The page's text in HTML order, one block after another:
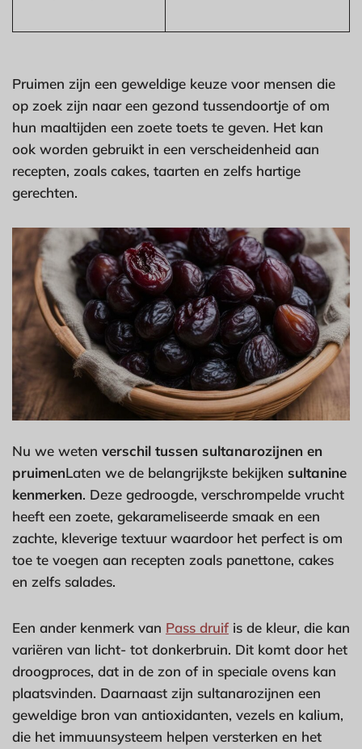
Pruimen zijn een geweldige keuze voor mensen die
op zoek zijn naar een gezond tussendoortje of om
hun maaltijden een zoete toets te geven. Het kan
ook worden gebruikt in een verscheidenheid aan
recepten, zoals cakes, taarten en zelfs hartige
gerechten.
Nu we weten verschil tussen sultanarozijnen en
pruimenLaten we de belangrijkste bekijken sultanine
kenmerken. Deze gedroogde, verschrompelde vrucht
heeft een zoete, gekarameliseerde smaak en een
zachte, kleverige textuur waardoor het perfect is om
toe te voegen aan recepten zoals panettone, cakes
en zelfs salades.
Een ander kenmerk van Pass druifis de kleur, die kan
variëren van licht- tot donkerbruin. Dit komt door het
droogproces, dat in de zon of in speciale ovens kan
plaatsvinden. Daarnaast zijn sultanarozijnen een
geweldige bron van antioxidanten, vezels en kalium,
die het immuunsysteem helpen versterken en het